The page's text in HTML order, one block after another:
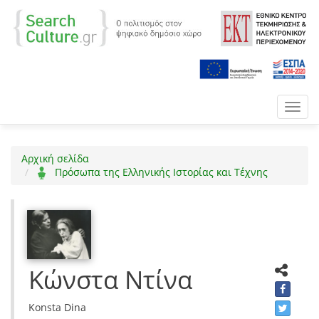
Αρχική σελίδα
Πρόσωπα της Ελληνικής Ιστορίας και Τέχνης
Κώνστα Ντίνα
Konsta Dina